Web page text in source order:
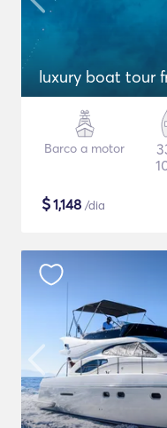
luxury boat tour
Barco a motor
$1,148 /dia